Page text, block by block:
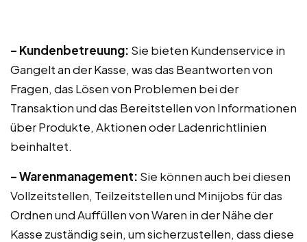
– Kundenbetreuung: Sie bieten Kundenservice in
Gangelt an der Kasse, was das Beantworten von
Fragen, das Lösen von Problemen bei der
Transaktion und das Bereitstellen von Informationen
über Produkte, Aktionen oder Ladenrichtlinien
beinhaltet.
– Warenmanagement: Sie können auch bei diesen
Vollzeitstellen, Teilzeitstellen und Minijobs für das
Ordnen und Auffüllen von Waren in der Nähe der
Kasse zuständig sein, um sicherzustellen, dass diese